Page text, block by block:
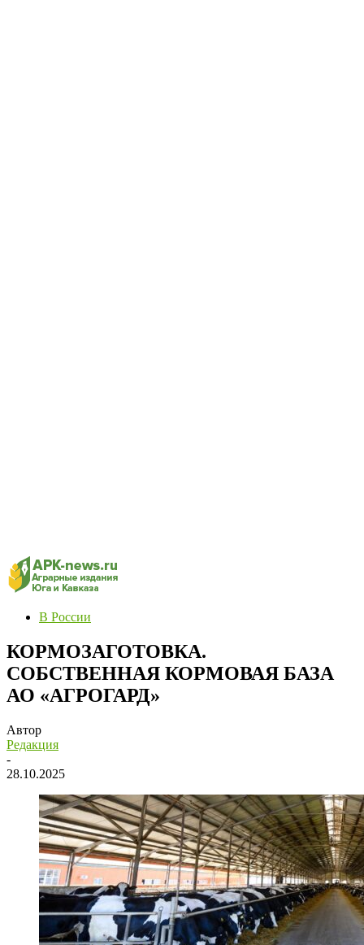
В России
КОРМОЗАГОТОВКА.
СОБСТВЕННАЯ КОРМОВАЯ БАЗА
АО «АГРОГАРД»
Автор
Редакция
-
28.10.2025